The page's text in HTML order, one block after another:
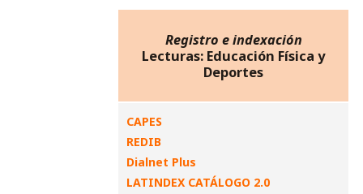
Registro e indexación
Lecturas: Educación Física y
Deportes
CAPES
REDIB
Dialnet Plus
LATINDEX CATÁLOGO 2.0